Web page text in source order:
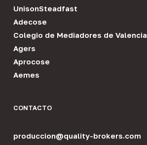
UnisonSteadfast
Adecose
Colegio de Mediadores de Valencia
Agers
Aprocose
Aemes
CONTACTO
produccion@quality-brokers.com